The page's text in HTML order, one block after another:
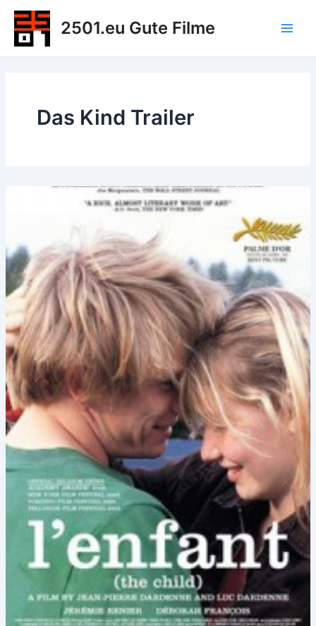
Zum
Inhalt
springen
2501.eu Gute Filme
Das Kind Trailer